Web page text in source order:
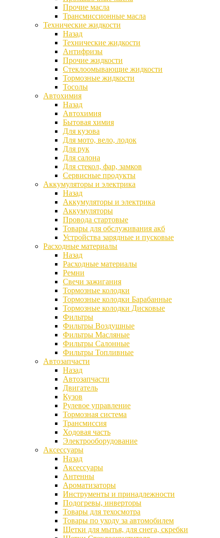
Прочие масла
Трансмиссионные масла
Технические жидкости
Назад
Технические жидкости
Антифризы
Прочие жидкости
Стеклоомывающие жидкости
Тормозные жидкости
Тосолы
Автохимия
Назад
Автохимия
Бытовая химия
Для кузова
Для мото, вело, лодок
Для рук
Для салона
Для стекол, фар, замков
Сервисные продукты
Аккумуляторы и электрика
Назад
Аккумуляторы и электрика
Аккумуляторы
Провода стартовые
Товары для обслуживания акб
Устройства зарядные и пусковые
Расходные материалы
Назад
Расходные материалы
Ремни
Свечи зажигания
Тормозные колодки
Тормозные колодки Барабанные
Тормозные колодки Дисковые
Фильтры
Фильтры Воздушные
Фильтры Масляные
Фильтры Салонные
Фильтры Топливные
Автозапчасти
Назад
Автозапчасти
Двигатель
Кузов
Рулевое управление
Тормозная система
Трансмиссия
Ходовая часть
Электрооборудование
Аксессуары
Назад
Аксессуары
Антенны
Ароматизаторы
Инструменты и принадлежности
Подогревы, инверторы
Товары для техосмотра
Товары по уходу за автомобилем
Щетки для мытья, для снега, скребки